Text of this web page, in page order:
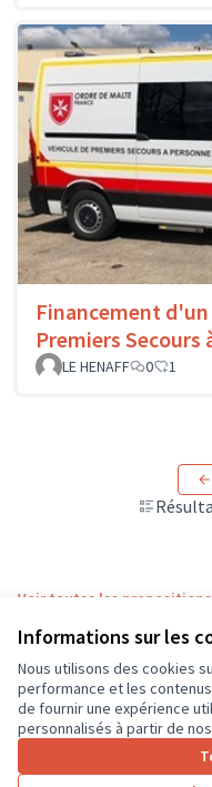
Informations sur les
Nous utilisons des cookies
performance et les
de fournir une expérience
personnalisés à partir de
Financement
Premiers Secours
LE HENAFF
0 1
Voir toutes les
Conditions d'utilisation
Paramètres des cookies
CD37 sur X
(Lien externe)
CD37 sur Facebook
CD37 surCD37 sur
(Lien externe)